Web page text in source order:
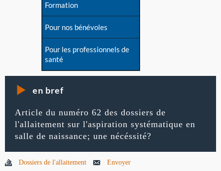
Formation
Pour nos bénévoles
Pour les professionnels de
santé
en bref
Article du numéro 62 des dossiers de
l'allaitement sur l'aspiration systématique en
salle de naissance; une nécéssité?
Dossiers de l'allaitement Envoyer